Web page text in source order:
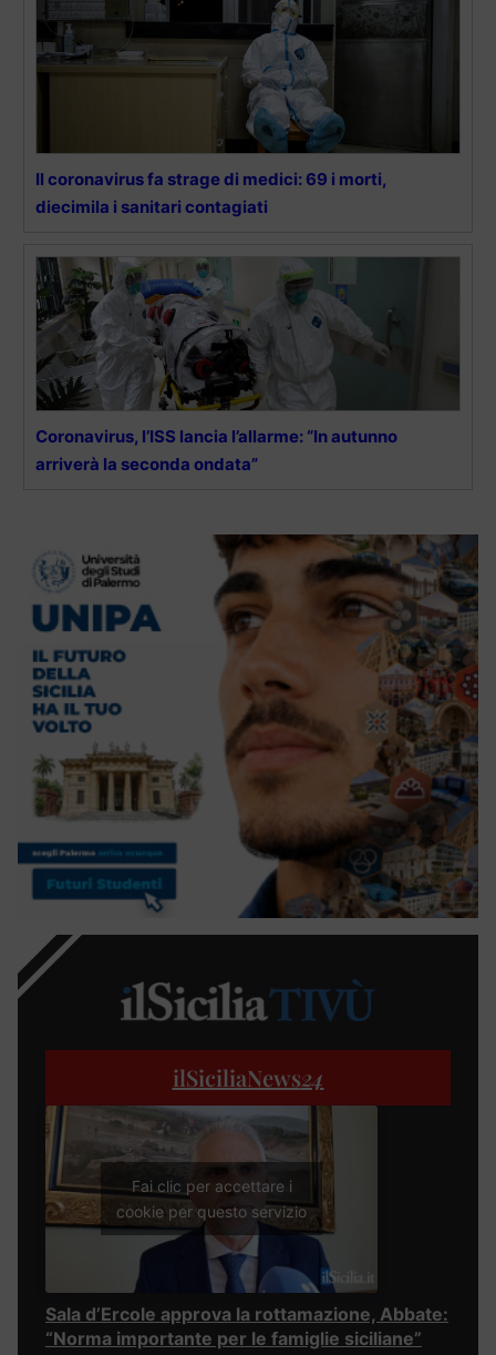
Il coronavirus fa strage di medici: 69 i morti,
diecimila i sanitari contagiati
Coronavirus, l’ISS lancia l’allarme: “In autunno
arriverà la seconda ondata”
ilSiciliaNews24
Fai clic per accettare i
cookie per questo servizio
Sala d’Ercole approva la rottamazione, Abbate:
“Norma importante per le famiglie siciliane”